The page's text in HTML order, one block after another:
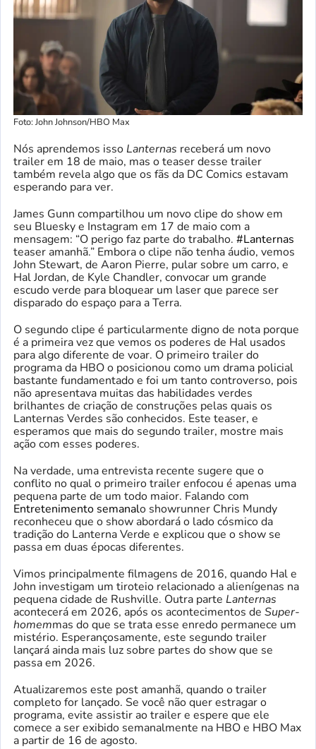
Foto: John Johnson/HBO Max
Nós aprendemos isso Lanternas receberá um novo
trailer em 18 de maio, mas o teaser desse trailer
também revela algo que os fãs da DC Comics estavam
esperando para ver.
James Gunn compartilhou um novo clipe do show em
seu Bluesky e Instagram em 17 de maio com a
mensagem: “O perigo faz parte do trabalho. #Lanternas
teaser amanhã.” Embora o clipe não tenha áudio, vemos
John Stewart, de Aaron Pierre, pular sobre um carro, e
Hal Jordan, de Kyle Chandler, convocar um grande
escudo verde para bloquear um laser que parece ser
disparado do espaço para a Terra.
O segundo clipe é particularmente digno de nota porque
é a primeira vez que vemos os poderes de Hal usados ​​
para algo diferente de voar. O primeiro trailer do
programa da HBO o posicionou como um drama policial
bastante fundamentado e foi um tanto controverso, pois
não apresentava muitas das habilidades verdes
brilhantes de criação de construções pelas quais os
Lanternas Verdes são conhecidos. Este teaser, e
esperamos que mais do segundo trailer, mostre mais
ação com esses poderes.
Na verdade, uma entrevista recente sugere que o
conflito no qual o primeiro trailer enfocou é apenas uma
pequena parte de um todo maior. Falando com
Entretenimento semanalo showrunner Chris Mundy
reconheceu que o show abordará o lado cósmico da
tradição do Lanterna Verde e explicou que o show se
passa em duas épocas diferentes.
Vimos principalmente filmagens de 2016, quando Hal e
John investigam um tiroteio relacionado a alienígenas na
pequena cidade de Rushville. Outra parte Lanternas
acontecerá em 2026, após os acontecimentos de Super-
homemmas do que se trata esse enredo permanece um
mistério. Esperançosamente, este segundo trailer
lançará ainda mais luz sobre partes do show que se
passa em 2026.
Atualizaremos este post amanhã, quando o trailer
completo for lançado. Se você não quer estragar o
programa, evite assistir ao trailer e espere que ele
comece a ser exibido semanalmente na HBO e HBO Max
a partir de 16 de agosto.